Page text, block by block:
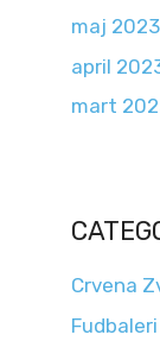
maj 2023
april
mart
Crvena
Fudbaleri